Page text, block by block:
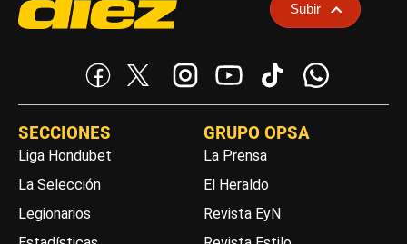
Subir
SECCIONES
Liga Hondubet
La Selección
Legionarios
GRUPO OPSA
La Prensa
El Heraldo
Revista EyN